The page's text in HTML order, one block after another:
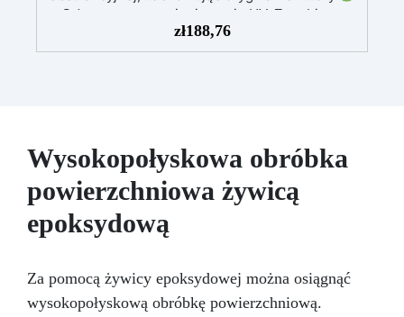
Odporna na promieniowanie UV: Zapobiega
żółknięciu i utrzymuje intensywne kolory przez
długi czas
Dostosowana do wysokiej
utwardzeniu
Idealna do powłok ochronnych,
paneli artystycznych i obrazów: Przekształca
każdy projekt w dzieło sztuki
zł188,76
Wysokopołyskowa obróbka
powierzchniowa żywicą
epoksydową
Za pomocą żywicy epoksydowej można osiągnąć
wysokopołyskową obróbkę powierzchniową.